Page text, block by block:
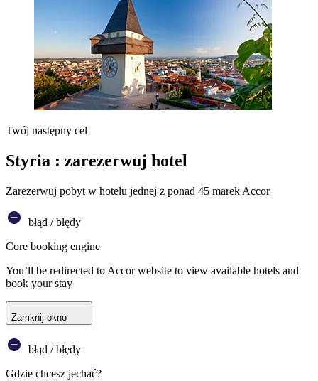
Twój następny cel
Styria : zarezerwuj hotel
Zarezerwuj pobyt w hotelu jednej z ponad 45 marek Accor
błąd / błędy
Core booking engine
You’ll be redirected to Accor website to view available hotels and
book your stay
Zamknij okno
błąd / błędy
Gdzie chcesz jechać?